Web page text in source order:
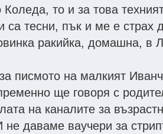
то и за това
са тесни, пък и ме е страх
ракийка, домашна, в
писмото на малкият
ще говоря с
на каналите за
даваме ваучери за